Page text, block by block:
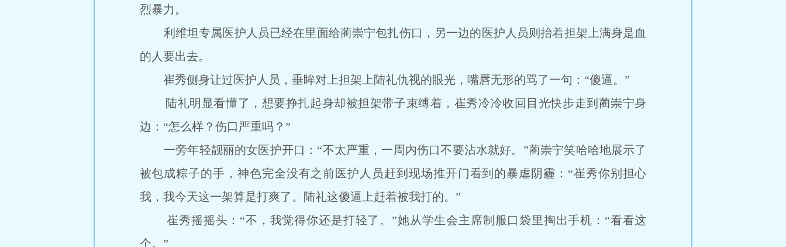
烈暴力。
利维坦专属医护人员已经在里面给蔺崇宁包扎伤口，另一边的医护人员则抬着担架上满身是血
的人要出去。
崔秀侧身让过医护人员，垂眸对上担架上陆礼仇视的眼光，嘴唇无形的骂了一句：“傻逼。”
陆礼明显看懂了，想要挣扎起身却被担架带子束缚着，崔秀冷冷收回目光快步走到蔺崇宁身
边：“怎么样？伤口严重吗？”
一旁年轻靓丽的女医护开口：“不太严重，一周内伤口不要沾水就好。”蔺崇宁笑哈哈地展示了
被包成粽子的手，神色完全没有之前医护人员赶到现场推开门看到的暴虐阴霾：“崔秀你别担心
我，我今天这一架算是打爽了。陆礼这傻逼上赶着被我打的。”
崔秀摇摇头：“不，我觉得你还是打轻了。”她从学生会主席制服口袋里掏出手机：“看看这
个。”